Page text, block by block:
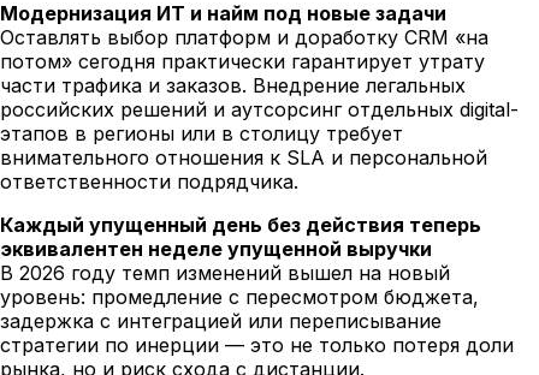
Модернизация ИТ и найм под новые задачи
Оставлять выбор платформ и доработку CRM «на
потом» сегодня практически гарантирует утрату
части трафика и заказов. Внедрение легальных
российских решений и аутсорсинг отдельных digital-
этапов в регионы или в столицу требует
внимательного отношения к SLA и персональной
ответственности подрядчика.
Каждый упущенный день без действия теперь
эквивалентен неделе упущенной выручки
В 2026 году темп изменений вышел на новый
уровень: промедление с пересмотром бюджета,
задержка c интеграцией или переписывание
стратегии по инерции — это не только потеря доли
рынка, но и риск схода с дистанции.